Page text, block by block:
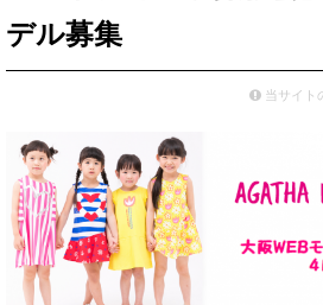
デル募集
当サイト